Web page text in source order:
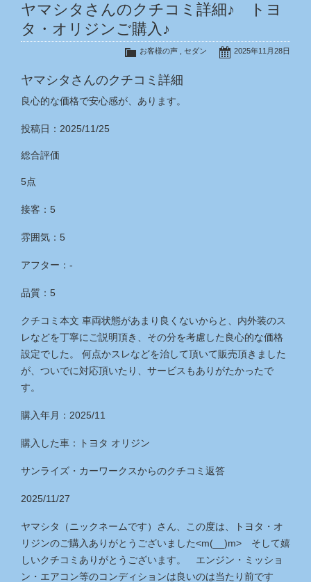
ヤマシタさんのクチコミ詳細♪ トヨ
タ・オリジンご購入♪
2025年11月28日
お客様の声 セダン
ヤマシタさんのクチコミ詳細
良心的な価格で安心感が、あります。
投稿日：2025/11/25
総合評価
5点
接客：5
雰囲気：5
アフター：‐
品質：5
クチコミ本文 車両状態があまり良くないからと、内外装のス
レなどを丁寧にご説明頂き、その分を考慮した良心的な価格
設定でした。 何点かスレなどを治して頂いて販売頂きました
が、ついでに対応頂いたり、サービスもありがたかったで
す。
購入年月：2025/11
購入した車：トヨタ オリジン
サンライズ・カーワークスからのクチコミ返答
2025/11/27
ヤマシタ（ニックネームです）さん、この度は、トヨタ・オ
リジンのご購入ありがとうございました<m(__)m> そして嬉
しいクチコミありがとうございます。 エンジン・ミッショ
ン・エアコン等のコンディションは良いのは当たり前です